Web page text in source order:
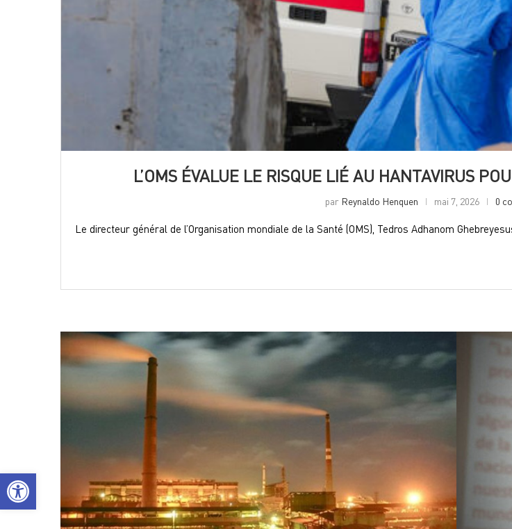
Ouvrir la barre d’outils
L’OMS ÉVALUE LE RISQUE LIÉ AU HANTAVIRUS
par Reynaldo Henquen mai 7, 2026 0
Le directeur général de l’Organisation mondiale de la Santé (OMS), Tedros Adhanom